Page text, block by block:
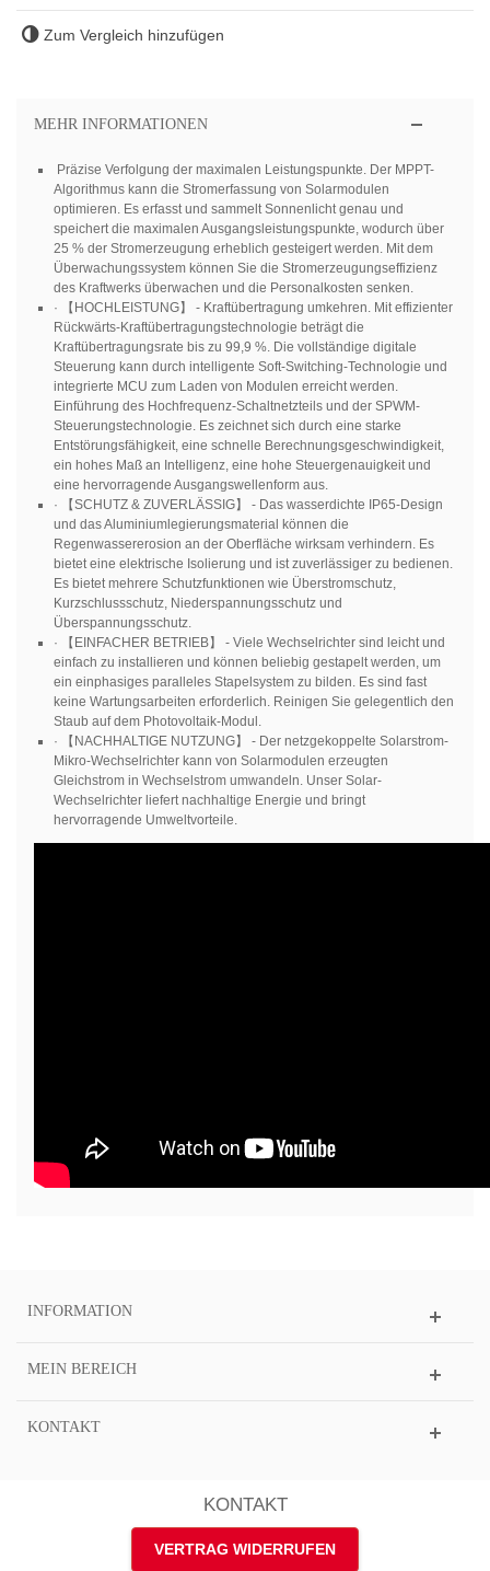
Zum Vergleich hinzufügen
MEHR INFORMATIONEN
Präzise Verfolgung der maximalen Leistungspunkte. Der MPPT-
Algorithmus kann die Stromerfassung von Solarmodulen
optimieren. Es erfasst und sammelt Sonnenlicht genau und
speichert die maximalen Ausgangsleistungspunkte, wodurch über
25 % der Stromerzeugung erheblich gesteigert werden. Mit dem
Überwachungssystem können Sie die Stromerzeugungseffizienz
des Kraftwerks überwachen und die Personalkosten senken.
· 【HOCHLEISTUNG】 - Kraftübertragung umkehren. Mit effizienter
Rückwärts-Kraftübertragungstechnologie beträgt die
Kraftübertragungsrate bis zu 99,9 %. Die vollständige digitale
Steuerung kann durch intelligente Soft-Switching-Technologie und
integrierte MCU zum Laden von Modulen erreicht werden.
Einführung des Hochfrequenz-Schaltnetzteils und der SPWM-
Steuerungstechnologie. Es zeichnet sich durch eine starke
Entstörungsfähigkeit, eine schnelle Berechnungsgeschwindigkeit,
ein hohes Maß an Intelligenz, eine hohe Steuergenauigkeit und
eine hervorragende Ausgangswellenform aus.
· 【SCHUTZ & ZUVERLÄSSIG】 - Das wasserdichte IP65-Design
und das Aluminiumlegierungsmaterial können die
Regenwassererosion an der Oberfläche wirksam verhindern. Es
bietet eine elektrische Isolierung und ist zuverlässiger zu bedienen.
Es bietet mehrere Schutzfunktionen wie Überstromschutz,
Kurzschlussschutz, Niederspannungsschutz und
Überspannungsschutz.
· 【EINFACHER BETRIEB】 - Viele Wechselrichter sind leicht und
einfach zu installieren und können beliebig gestapelt werden, um
ein einphasiges paralleles Stapelsystem zu bilden. Es sind fast
keine Wartungsarbeiten erforderlich. Reinigen Sie gelegentlich den
Staub auf dem Photovoltaik-Modul.
· 【NACHHALTIGE NUTZUNG】 - Der netzgekoppelte Solarstrom-
Mikro-Wechselrichter kann von Solarmodulen erzeugten
Gleichstrom in Wechselstrom umwandeln. Unser Solar-
Wechselrichter liefert nachhaltige Energie und bringt
hervorragende Umweltvorteile.
INFORMATION
MEIN BEREICH
KONTAKT
KONTAKT
VERTRAG WIDERRUFEN